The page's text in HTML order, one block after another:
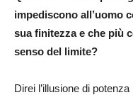
impediscono all’uomo
sua finitezza e che più
senso del limite?
Direi l’illusione di